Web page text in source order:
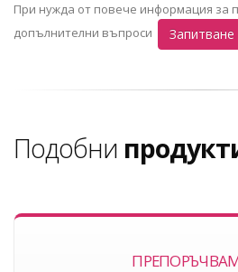
При нужда от повече информация за
допълнителни въпроси
Запитване
Подобни